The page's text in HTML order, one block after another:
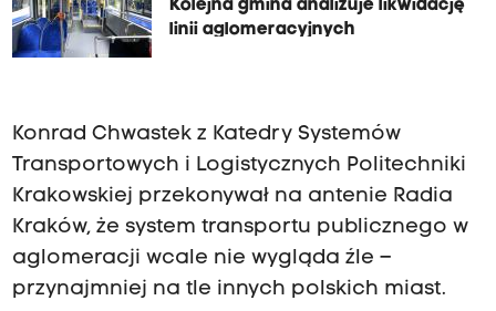
Kolejna gmina analizuje likwidację
linii aglomeracyjnych
Konrad Chwastek z Katedry Systemów
Transportowych i Logistycznych Politechniki
Krakowskiej przekonywał na antenie Radia
Kraków, że system transportu publicznego w
aglomeracji wcale nie wygląda źle –
przynajmniej na tle innych polskich miast.